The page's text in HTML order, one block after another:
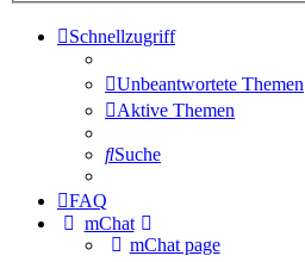
Schnellzugriff
Unbeantwortete Themen
Aktive Themen
Suche
FAQ
mChat
mChat page